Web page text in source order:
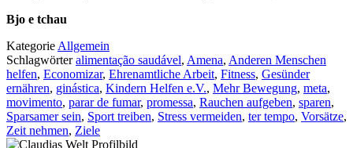
Bjo e tchau
Kategorie Allgemein
Schlagwörteralimentação saudável, Amena, Anderen Menschen
helfen, Economizar, Ehrenamtliche Arbeit, Fitness, Gesünder
ernähren, ginástica, Kindern Helfen e.V., Mehr Bewegung, meta,
movimento, parar de fumar, promessa, Rauchen aufgeben, sparen,
Sparsamer sein, Sport treiben, Stress vermeiden, ter tempo, Vorsätze,
Zeit nehmen, Ziele